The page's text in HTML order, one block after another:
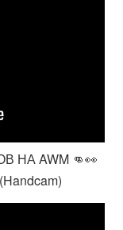
НА AWM 👊👀